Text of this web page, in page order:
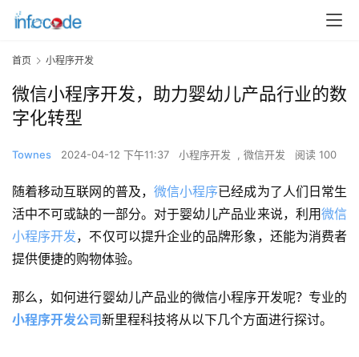
首页 小程序开发
微信小程序开发，助力婴幼儿产品行业的数
字化转型
Townes 2024-04-12 下午11:37 小程序开发 , 微信开发 阅读 100
随着移动互联网的普及， 微信小程序已经成为了人们日常生
活中不可或缺的一部分。对于婴幼儿产品业来说，利用微信
小程序开发，不仅可以提升企业的品牌形象，还能为消费者
提供便捷的购物体验。
那么，如何进行婴幼儿产品业的微信小程序开发呢？专业的
小程序开发公司新里程科技将从以下几个方面进行探讨。